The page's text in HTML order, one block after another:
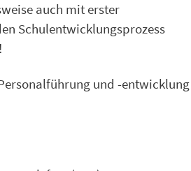
auch mit erster
Schulentwicklungsprozess
und -entwicklung